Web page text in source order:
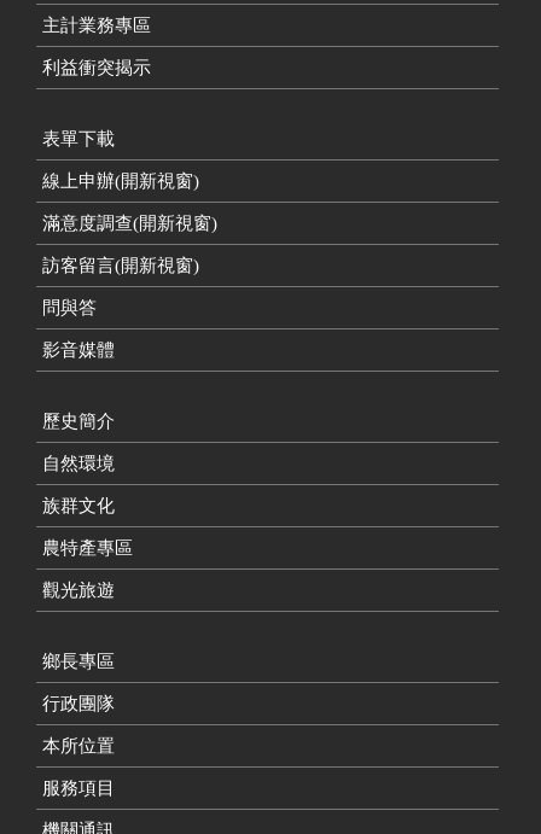
主計業務專區
利益衝突揭示
表單下載
線上申辦(開新視窗)
滿意度調查(開新視窗)
訪客留言(開新視窗)
問與答
影音媒體
歷史簡介
自然環境
族群文化
農特產專區
觀光旅遊
鄉長專區
行政團隊
本所位置
服務項目
機關通訊